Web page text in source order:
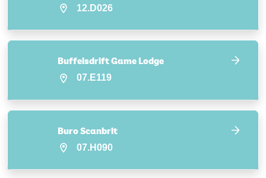
12.D026
Buffelsdrift Game Lodge
07.E119
Buro Scanbrit
07.H090